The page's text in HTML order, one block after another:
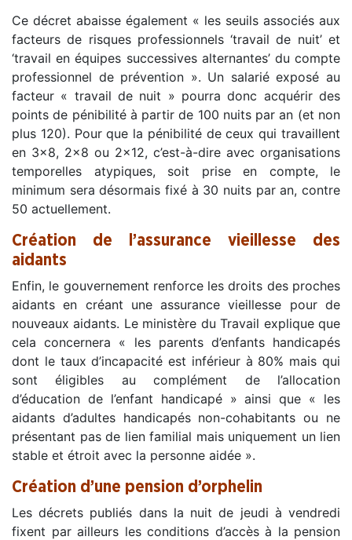
Ce décret abaisse également « les seuils associés aux
facteurs de risques professionnels ‘travail de nuit’ et
‘travail en équipes successives alternantes’ du compte
professionnel de prévention ». Un salarié exposé au
facteur « travail de nuit » pourra donc acquérir des
points de pénibilité à partir de 100 nuits par an (et non
plus 120). Pour que la pénibilité de ceux qui travaillent
en 3×8, 2×8 ou 2×12, c’est-à-dire avec organisations
temporelles atypiques, soit prise en compte, le
minimum sera désormais fixé à 30 nuits par an, contre
50 actuellement.
Création de l’assurance vieillesse des
aidants
Enfin, le gouvernement renforce les droits des proches
aidants en créant une assurance vieillesse pour de
nouveaux aidants. Le ministère du Travail explique que
cela concernera « les parents d’enfants handicapés
dont le taux d’incapacité est inférieur à 80% mais qui
sont éligibles au complément de l’allocation
d’éducation de l’enfant handicapé » ainsi que « les
aidants d’adultes handicapés non-cohabitants ou ne
présentant pas de lien familial mais uniquement un lien
stable et étroit avec la personne aidée ».
Création d’une pension d’orphelin
Les décrets publiés dans la nuit de jeudi à vendredi
fixent par ailleurs les conditions d’accès à la pension